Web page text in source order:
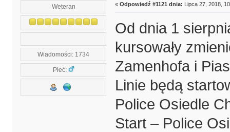
Weteran
Wiadomości: 1734
Płeć:
« Odpowiedź #1121 dnia: Lipca 27, 2018,
Od dnia 1
kursowały
Zamenhofa i
Linie będą
Police Osiedle
Start – Police